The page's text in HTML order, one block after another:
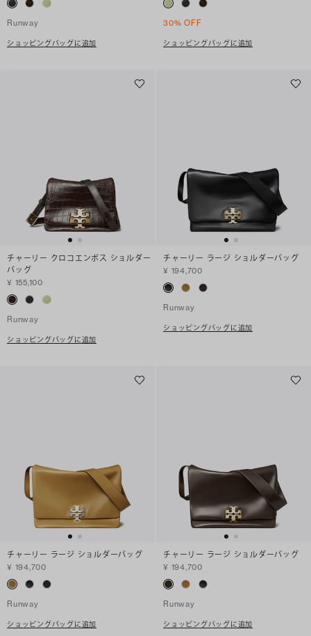
Runway
ショッピングバッグに追加
30% OFF
ショッピングバッグに追加
チャーリー クロコエンボス ショルダー
バッグ
¥ 155,100
Runway
ショッピングバッグに追加
チャーリー ラージ ショルダーバッグ
¥ 194,700
Runway
ショッピングバッグに追加
チャーリー ラージ ショルダーバッグ
¥ 194,700
Runway
ショッピングバッグに追加
チャーリー ラージ ショルダーバッグ
¥ 194,700
Runway
ショッピングバッグに追加